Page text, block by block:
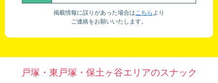
掲載情報に誤りがあった場合はこちら より
ご連絡をお願いいたします。
戸塚・東戸塚・保土ヶ谷エリアのスナック